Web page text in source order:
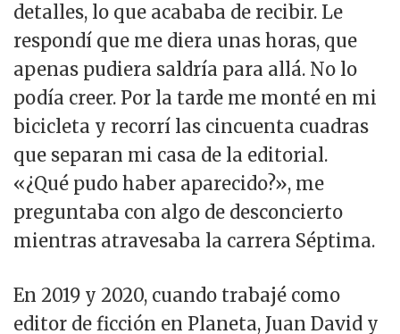
detalles, lo que acababa de recibir. Le
respondí que me diera unas horas, que
apenas pudiera saldría para allá. No lo
podía creer. Por la tarde me monté en mi
bicicleta y recorrí las cincuenta cuadras
que separan mi casa de la editorial.
«¿Qué pudo haber aparecido?», me
preguntaba con algo de desconcierto
mientras atravesaba la carrera Séptima.
En 2019 y 2020, cuando trabajé como
editor de ficción en Planeta, Juan David y